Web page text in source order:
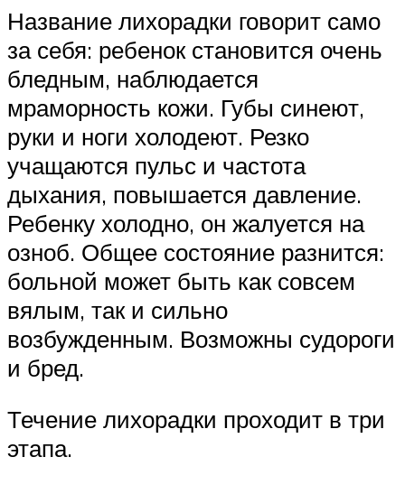
Название лихорадки говорит само
за себя: ребенок становится очень
бледным, наблюдается
мраморность кожи. Губы синеют,
руки и ноги холодеют. Резко
учащаются пульс и частота
дыхания, повышается давление.
Ребенку холодно, он жалуется на
озноб. Общее состояние разнится:
больной может быть как совсем
вялым, так и сильно
возбужденным. Возможны судороги
и бред.
Течение лихорадки проходит в три
этапа.